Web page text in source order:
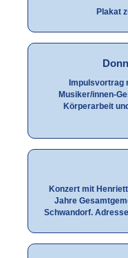
Plakat
Impulsvortrag
Musiker/innen-
Körperarbeit
Konzert mit
Jahre
Schwandorf.